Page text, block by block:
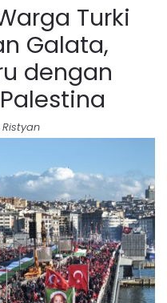
Turki
Galata,
dengan
Ristyan